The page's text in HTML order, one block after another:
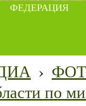
ФЕДЕРАЦИЯ
›
по